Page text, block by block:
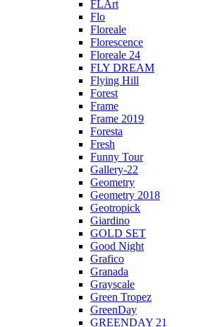
FLArt
Flo
Floreale
Florescence
Floreale 24
FLY DREAM
Flying Hill
Forest
Frame
Frame 2019
Foresta
Fresh
Funny Tour
Gallery-22
Geometry
Geometry 2018
Geotropick
Giardino
GOLD SET
Good Night
Grafico
Granada
Grayscale
Green Tropez
GreenDay
GREENDAY 21